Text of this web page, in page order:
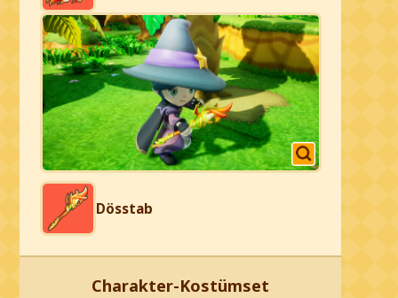
Dösstab
Charakter-Kostümset